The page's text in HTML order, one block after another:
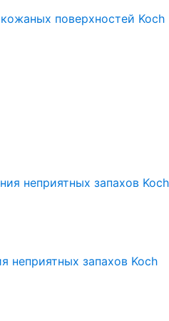
поверхностей Koch
неприятных запахов Koch